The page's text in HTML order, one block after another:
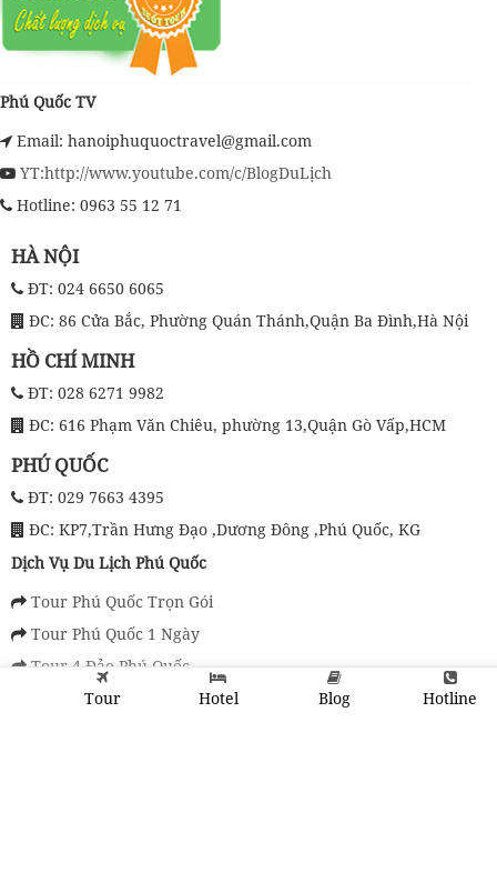
Phú Quốc TV
Email: hanoiphuquoctravel@gmail.com
YT:http://www.youtube.com/c/BlogDuLịch
Hotline: 0963 55 12 71
HÀ NỘI
ĐT: 024 6650 6065
ĐC: 86 Cửa Bắc, Phường Quán Thánh,Quận Ba Đình,Hà Nội
HỒ CHÍ MINH
ĐT: 028 6271 9982
ĐC: 616 Phạm Văn Chiêu, phường 13,Quận Gò Vấp,HCM
PHÚ QUỐC
ĐT: 029 7663 4395
ĐC: KP7,Trần Hưng Đạo ,Dương Đông ,Phú Quốc, KG
Dịch Vụ Du Lịch Phú Quốc
Tour Phú Quốc Trọn Gói
Tour Phú Quốc 1 Ngày
Tour 4 Đảo Phú Quốc
Vé Vinwonders Phú Quốc
Tour Hotel Blog Hotline